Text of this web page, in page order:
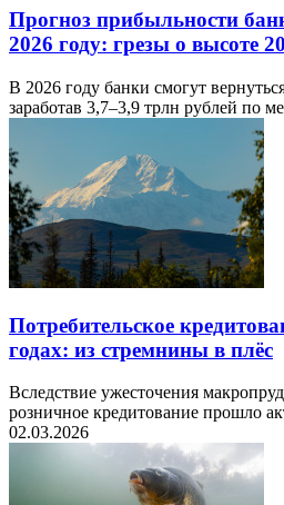
Прогноз прибыльности
2026 году: грезы о высоте
В 2026 году банки смогут
заработав 3,7–3,9 трлн рублей по
Потребительское
годах: из стремнины в плёс
Вследствие ужесточения
розничное кредитование прошло
02.03.2026